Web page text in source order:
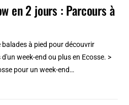
en 2 jours : Parcours à
à pied pour découvrir
week-end ou plus en Ecosse. >
pour un week-end…